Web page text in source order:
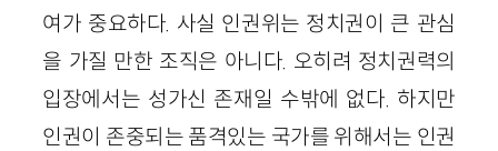
여가 중요하다. 사실 인권위는 정치권이 큰 관심
을 가질 만한 조직은 아니다. 오히려 정치권력의
입장에서는 성가신 존재일 수밖에 없다. 하지만
인권이 존중되는 품격있는 국가를 위해서는 인권